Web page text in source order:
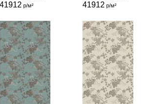
41912 р/м² 41912 р/м²